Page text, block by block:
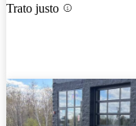
Trato justo